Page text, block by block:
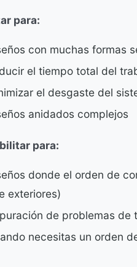
para:
con muchas formas
el tiempo total del
el desgaste del
anidados complejos
para:
donde el orden de
exteriores)
de problemas de
necesitas un orden